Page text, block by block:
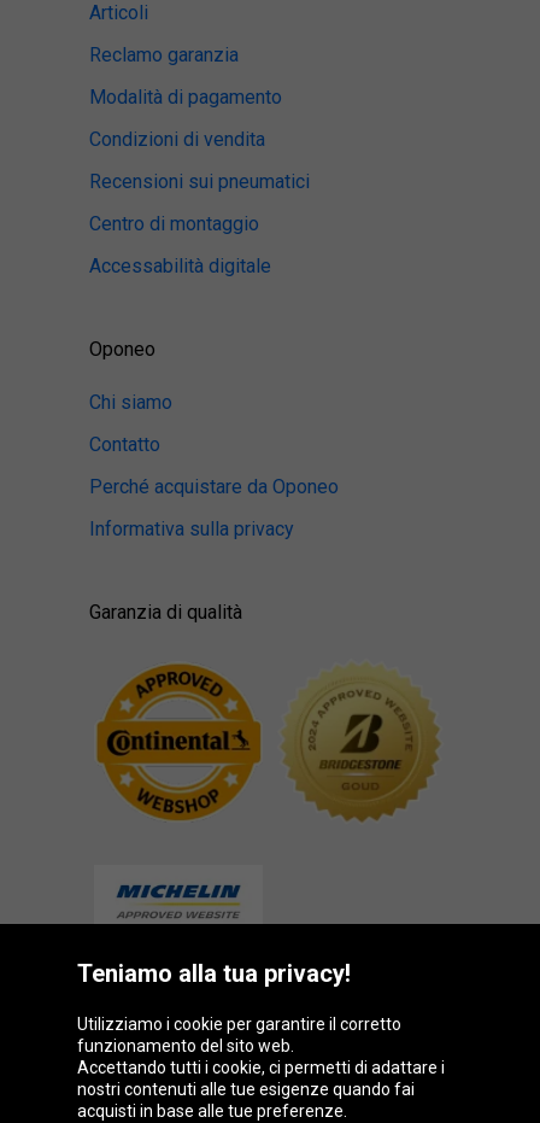
Articoli
Reclamo garanzia
Modalità di pagamento
Condizioni di vendita
Recensioni sui pneumatici
Centro di montaggio
Accessabilità digitale
Oponeo
Chi siamo
Contatto
Perché acquistare da Oponeo
Informativa sulla privacy
Garanzia di qualità
Gruppo Oponeo
Belgique Česká Deutschland
Teniamo alla tua privacy!
Utilizziamo i cookie per garantire il corretto
funzionamento del sito web.
Accettando tutti i cookie, ci permetti di adattare i
nostri contenuti alle tue esigenze quando fai
acquisti in base alle tue preferenze.